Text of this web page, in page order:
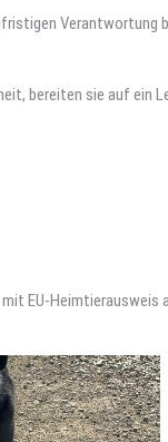
bereiten sie auf ein
EU-